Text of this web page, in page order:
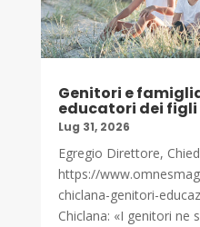
Genitori e
educatori dei figli
Lug 31, 2026
Egregio Direttore,
https://
chiclana-genitori-
Chiclana: «I genitori ne